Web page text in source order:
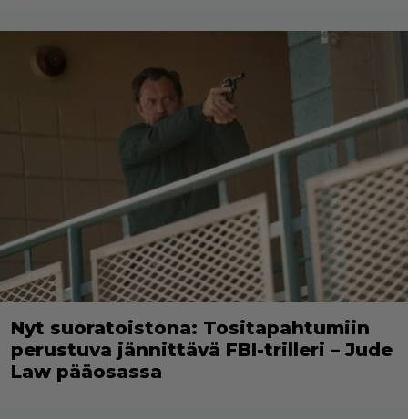
Nyt suoratoistona: Tositapahtumiin
perustuva jännittävä FBI-trilleri – Jude
Law pääosassa